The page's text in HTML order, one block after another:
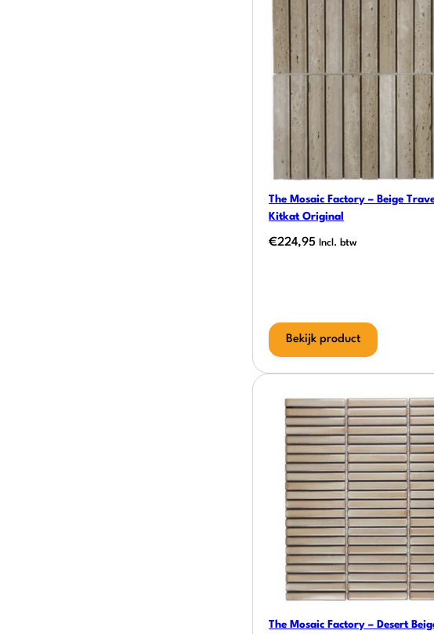
The Mosaic Factory – Beige
Kitkat Original
€224,95 Incl. btw
Bekijk product
The Mosaic Factory – Desert